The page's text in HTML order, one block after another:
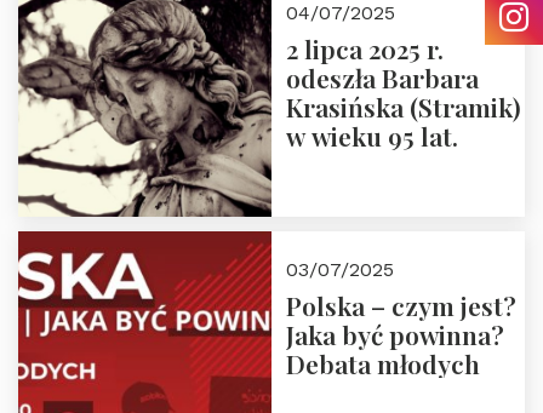
Nowego
Ćwierćwiecza”
04/07/2025
2 lipca 2025 r.
odeszła Barbara
Krasińska (Stramik)
w wieku 95 lat.
03/07/2025
Polska – czym jest?
Jaka być powinna?
Debata młodych